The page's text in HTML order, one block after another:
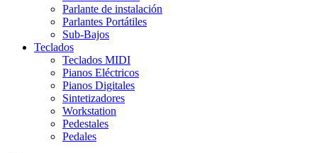
Parlante de instalación
Parlantes Portátiles
Sub-Bajos
Teclados
Teclados MIDI
Pianos Eléctricos
Pianos Digitales
Sintetizadores
Workstation
Pedestales
Pedales